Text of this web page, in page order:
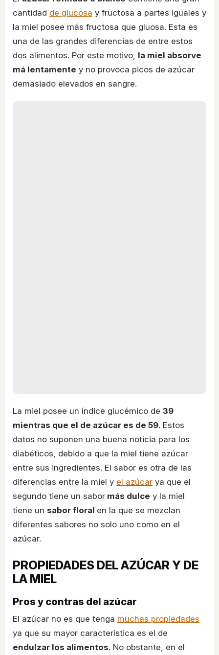
cantidad de glucosa y fructosa a partes iguales y
la miel posee más fructosa que gluosa. Esta es
una de las grandes diferencias de entre estos
dos alimentos. Por este motivo, la miel absorve
má lentamente y no provoca picos de azúcar
demasiado elevados en sangre.
La miel posee un índice glucémico de 39
mientras que el de azúcar es de 59. Estos
datos no suponen una buena noticia para los
diabéticos, debido a que la miel tiene azúcar
entre sus ingredientes. El sabor es otra de las
diferencias entre la miel y el azúcar ya que el
segundo tiene un sabor más dulce y la miel
tiene un sabor floral en la que se mezclan
diferentes sabores no solo uno como en el
azúcar.
PROPIEDADES DEL AZÚCAR Y DE
LA MIEL
Pros y contras del azúcar
El azúcar no es que tenga muchas propiedades
ya que su mayor característica es el de
endulzar los alimentos. No obstante, en el